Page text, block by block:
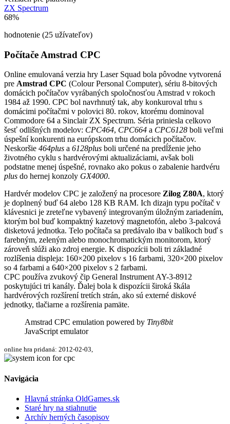
ZX Spectrum
68%
hodnotenie (25 užívateľov)
Počítače Amstrad CPC
Online emulovaná verzia hry Laser Squad bola pôvodne vytvorená
pre Amstrad CPC (Colour Personal Computer), sériu 8-bitových
domácich počítačov vyrábaných spoločnosťou Amstrad v rokoch
1984 až 1990. CPC bol navrhnutý tak, aby konkuroval trhu s
domácimi počítačmi v polovici 80. rokov, ktorému dominoval
Commodore 64 a Sinclair ZX Spectrum. Séria priniesla celkovo
šesť odlišných modelov: CPC464, CPC664 a CPC6128 boli veľmi
úspešní konkurenti na európskom trhu domácich počítačov.
Neskoršie 464plus a 6128plus boli určené na predĺženie jeho
životného cyklu s hardvérovými aktualizáciami, avšak boli
podstatne menej úspešné, rovnako ako pokus o zabalenie hardvéru
plus do hernej konzoly GX4000.
Hardvér modelov CPC je založený na procesore Zilog Z80A, ktorý
je doplnený buď 64 alebo 128 KB RAM. Ich dizajn typu počítač v
klávesnici je zreteľne vybavený integrovaným úložným zariadením,
ktorým bol buď kompaktný kazetový magnetofón, alebo 3-palcová
disketová jednotka. Telo počítača sa predávalo iba v balíkoch buď s
farebným, zeleným alebo monochromatickým monitorom, ktorý
zároveň slúži ako zdroj energie. K dispozícii boli tri základné
rozlíšenia displeja: 160×200 pixelov s 16 farbami, 320×200 pixelov
so 4 farbami a 640×200 pixelov s 2 farbami.
CPC používa zvukový čip General Instrument AY-3-8912
poskytujúci tri kanály. Ďalej bola k dispozícii široká škála
hardvérových rozšírení tretích strán, ako sú externé diskové
jednotky, tlačiarne a rozšírenia pamäte.
Amstrad CPC emulation powered by Tiny8bit
JavaScript emulator
online hra pridaná: 2012-02-03,
Navigácia
Hlavná stránka OldGames.sk
Staré hry na stiahnutie
Archív herných časopisov